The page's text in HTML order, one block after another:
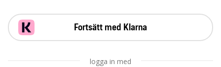
Fortsätt med Klarna
logga in med